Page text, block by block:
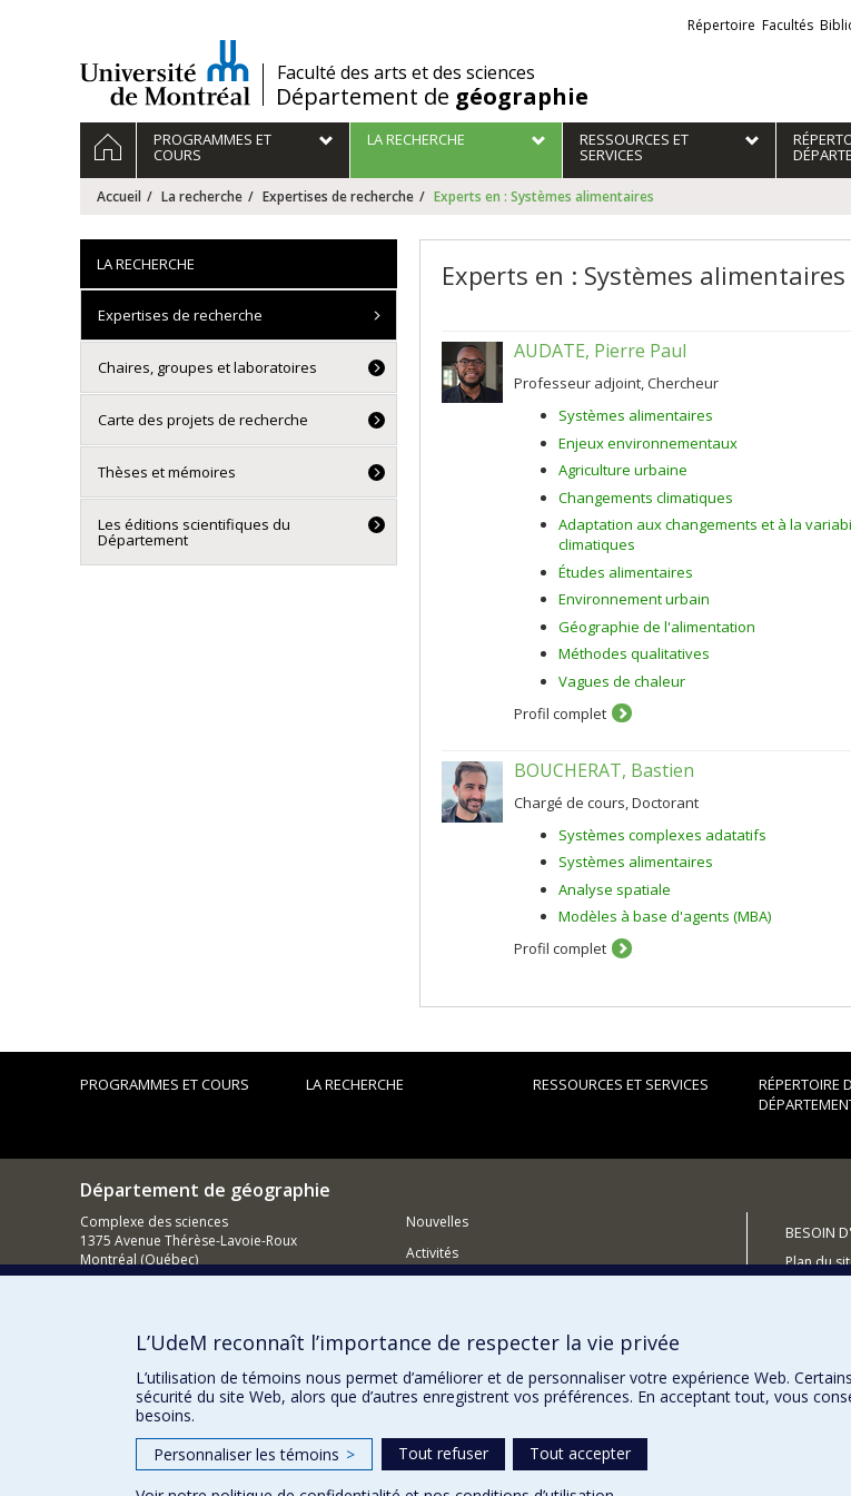
/Faculté des arts et des sciences
Département de géographie
Liens
externes
Répertoire Facultés
Navigation
principale
ACCUEILPROGRAMMES ET
COURS
LA RECHERCHE RESSOURCES ET
SERVICES
Accueil La recherche Expertises de recherche Experts en : Systèmes alimentaires
Experts en : Systèmes alimentaires
AUDATE, Pierre Paul
Professeur adjoint, Chercheur
Systèmes alimentaires
Enjeux environnementaux
Agriculture urbaine
Changements climatiques
Adaptation aux changements et à la
climatiques
Études alimentaires
Environnement urbain
Géographie de l'alimentation
Méthodes qualitatives
Vagues de chaleur
Profil complet
BOUCHERAT, Bastien
Chargé de cours, Doctorant
Systèmes complexes adatatifs
Systèmes alimentaires
Analyse spatiale
Modèles à base d'agents (MBA)
Profil complet
LA RECHERCHE
Expertises de recherche
Chaires, groupes et laboratoires
Carte des projets de recherche
Thèses et mémoires
Les éditions scientifiques du
Département
PROGRAMMES ET COURS LA RECHERCHE RESSOURCES ET SERVICES
RÉPERTOIRE
Département de géographie
Complexe des sciences
1375 Avenue Thérèse-Lavoie-Roux
Montréal (Québec)
H2V 0B3
Nouvelles
Activités
BESOIN
Plan du
L’UdeM reconnaît l’importance de respecter la vie privée
L’utilisation de témoins nous permet d’améliorer et de personnaliser votre expérience Web.
sécurité du site Web, alors que d’autres enregistrent vos préférences. En acceptant tout, vous
besoins.
Personnaliser les témoins > Tout refuser
Tout accepter